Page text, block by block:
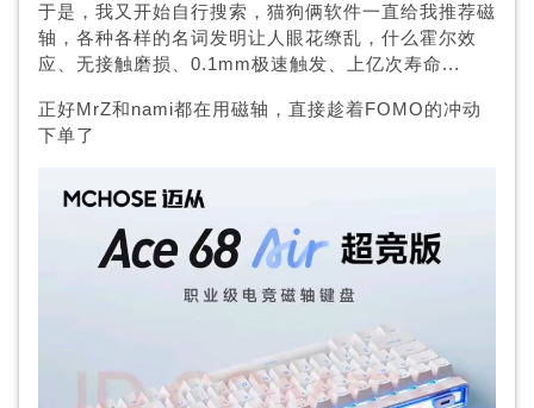
于是，我又开始自行搜索，猫狗俩软件一直给我推荐磁
轴，各种各样的名词发明让人眼花缭乱，什么霍尔效
应、无接触磨损、0.1mm极速触发、上亿次寿命...
正好MrZ和nami都在用磁轴，直接趁着FOMO的冲动
下单了